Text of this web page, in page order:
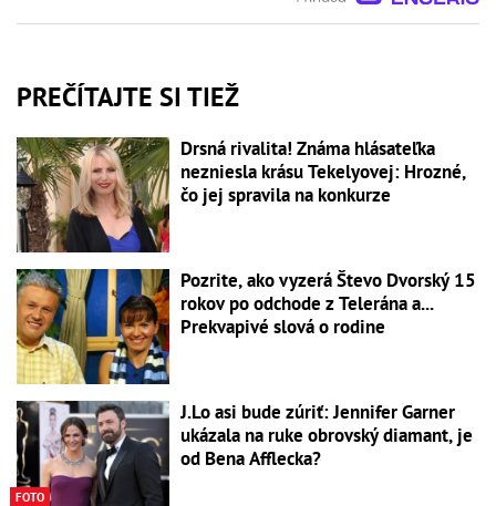
PREČÍTAJTE SI TIEŽ
Drsná rivalita! Známa hlásateľka
nezniesla krásu Tekelyovej: Hrozné,
čo jej spravila na konkurze
Pozrite, ako vyzerá Števo Dvorský 15
rokov po odchode z Telerána a...
Prekvapivé slová o rodine
FOTO
J.Lo asi bude zúriť: Jennifer Garner
ukázala na ruke obrovský diamant, je
od Bena Afflecka?